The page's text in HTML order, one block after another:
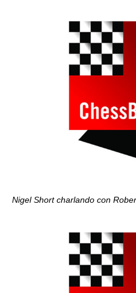
Nigel Short charlando con